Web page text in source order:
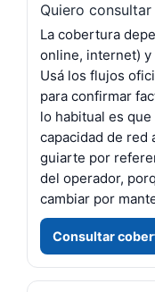
Quiero
La cobertura
online, internet) y
Usá los flujos
para confirmar
lo habitual es
capacidad de red
guiarte por
del operador,
cambiar por
Consultar